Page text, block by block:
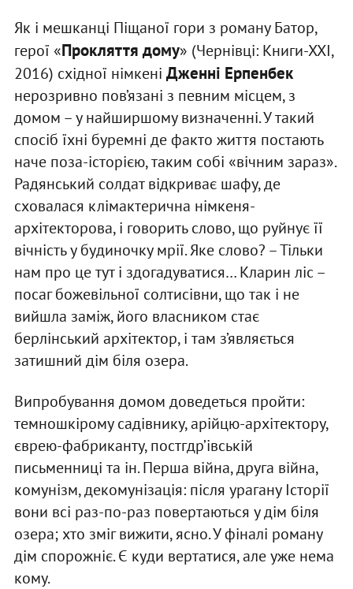
Як і мешканці Піщаної гори з роману Батор,
герої «Прокляття дому» (Чернівці: Книги-ХХІ,
2016) східної німкені Дженні Ерпенбек
нерозривно пов’язані з певним місцем, з
домом – у найширшому визначенні. У такий
спосіб їхні буремні де факто життя постають
наче поза-історією, таким собі «вічним зараз».
Радянський солдат відкриває шафу, де
сховалася клімактерична німкеня-
архітекторова, і говорить слово, що руйнує її
вічність у будиночку мрії. Яке слово? – Тільки
нам про це тут і здогадуватися… Кларин ліс –
посаг божевільної солтисівни, що так і не
вийшла заміж, його власником стає
берлінський архітектор, і там з’являється
затишний дім біля озера.
Випробування домом доведеться пройти:
темношкірому садівнику, арійцю-архітектору,
єврею-фабриканту, постгдр’івській
письменниці та ін. Перша війна, друга війна,
комунізм, декомунізація: після урагану Історії
вони всі раз-по-раз повертаються у дім біля
озера; хто зміг вижити, ясно. У фіналі роману
дім спорожніє. Є куди вертатися, але уже нема
кому.